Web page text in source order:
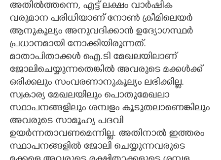
അതിൽത്തന്നെ,​ എട്ട് ലക്ഷം വാർഷിക
വരുമാന പരിധിയാണ് നോൺ ക്രീമിലെയർ
ആനുകൂല്യം അനുവദിക്കാൻ ഉദ്യോഗസ്ഥർ
പ്രധാനമായി നോക്കിയിരുന്നത്.
മാതാപിതാക്കൾ ഐ.ടി മേഖലയിലാണ്
ജോലിചെയ്യുന്നതെങ്കിൽ അവരുടെ മക്കൾക്ക്
ഒരിക്കലും സംവരണാനുകൂല്യം ലഭിക്കില്ല.
സ്വകാര്യ മേഖലയിലും പൊതുമേഖലാ
സ്ഥാപനങ്ങളിലും ശമ്പളം കൂടുതലാണെങ്കിലും
അവരുടെ സാമൂഹ്യ പദവി
ഉയർന്നതാവണമെന്നില്ല. അതിനാൽ ഇത്തരം
സ്ഥാപനങ്ങളിൽ ജോലി ചെയ്യുന്നവരുടെ